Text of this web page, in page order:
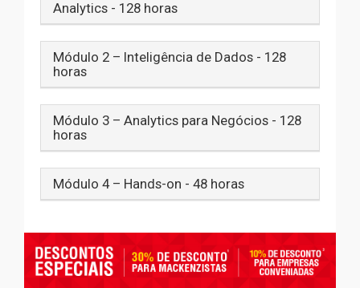
Analytics - 128 horas
Módulo 2 – Inteligência de Dados - 128
horas
Módulo 3 – Analytics para Negócios - 128
horas
Módulo 4 – Hands-on - 48 horas